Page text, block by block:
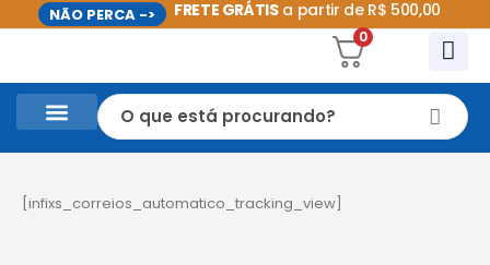
NÃO PERCA -> FRETE GRÁTISa partir de R$ 500,00
0
[infixs_correios_automatico_tracking_view]